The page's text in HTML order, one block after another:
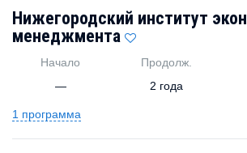
Нижегородский институт
менеджмента
Начало
—
Продолж.
2 года
1 программа